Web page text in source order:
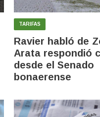
TARIFAS
Ravier habló de
Arata respondió
desde el Senado
bonaerense